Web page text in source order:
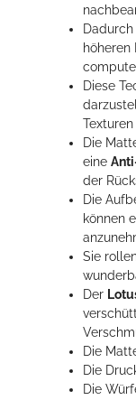
Diese
Texturen
Die
eine
der
Die
können
Sie
Der
Die
Die
Die